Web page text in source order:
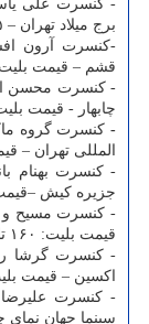
برج میلاد تهران – ۱۲۵ تا ۴۲۵ هزار تومان
قشم – قیمت بلیت: ۱۰۰ تا ۳۵۰ هزار
چابهار - قیمت بلیت: ۱۳۰ تا ۳۷۰ هزار
-
المللی تهران – قیمت بلیت: ۱۴۰
جزیره کیش –قیمت بلیت: ۲۰۰ تا
قیمت بلیت: ۱۶۰ تا ۲۵۰ هزار تومان
اکسین – قیمت
سینما جهان نمای چالوس –